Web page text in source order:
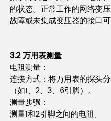
的状态。正常工作的网络变
故障或未集成变压器的接口
3.2 万用表测量
电阻测量：
连接方式：将万用表的探头
（如1、2、3、6引脚）。
测量步骤：
测量1和2引脚之间的电阻。